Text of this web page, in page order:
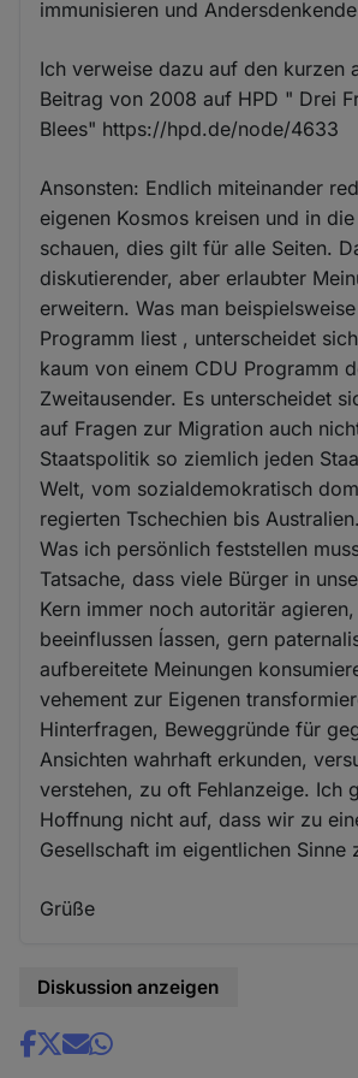
immunisieren und
Ich verweise dazu auf den kurzen
Beitrag von 2008 auf HPD " Drei
Blees" https://hpd.de/node/4633
Ansonsten: Endlich miteinander
eigenen Kosmos kreisen und in
schauen, dies gilt für alle Seiten.
diskutierender, aber erlaubter
erweitern. Was man
Programm liest , unterscheidet
kaum von einem CDU Programm
Zweitausender. Es unterscheidet
auf Fragen zur Migration auch
Staatspolitik so ziemlich jeden
Welt, vom sozialdemokratisch
regierten Tschechien bis Australien.
Was ich persönlich feststellen
Tatsache, dass viele Bürger in
Kern immer noch autoritär
beeinflussen ĺassen, gern
aufbereitete Meinungen
vehement zur Eigenen
Hinterfragen, Beweggründe für
Ansichten wahrhaft erkunden,
verstehen, zu oft Fehlanzeige. Ich
Hoffnung nicht auf, dass wir zu
Gesellschaft im eigentlichen Sinne
Grüße
Diskussion anzeigen
Share